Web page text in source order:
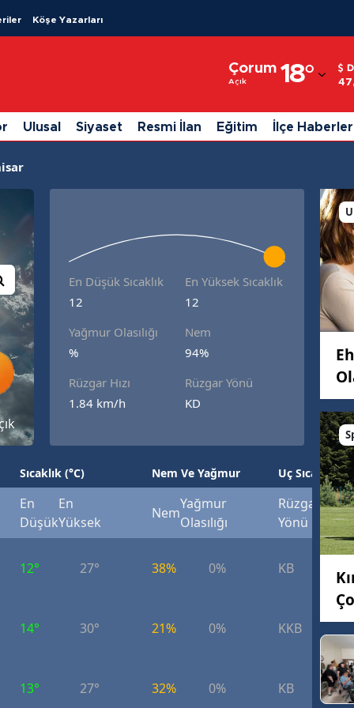
Köşe Yazarları
Çorum
Açık 18°
Adıyaman
Afyonkarahisar
Ağrı
Antalya
Artvin
Burdur
Çanakkale
Çorum
Diyarbakır
Ulusal Siyaset Resmi İlan Eğitim İlçe
En Düşük Sıcaklık
12
En Yüksek Sıcaklık
12
Yağmur Olasılığı
%
Nem
94%
Rüzgar Hızı
1.84 km/h
Rüzgar Yönü
KD
Sıcaklık (°C) Nem Ve Yağmur Uç Sıcaklık
En
Düşük
En
Yüksek
Nem
Yağmur
Olasılığı
Rüzgar
Yönü
Hızı
12° 27° 38% 0% KB
14° 30° 21% 0% KKB
13° 27° 32% 0% KB